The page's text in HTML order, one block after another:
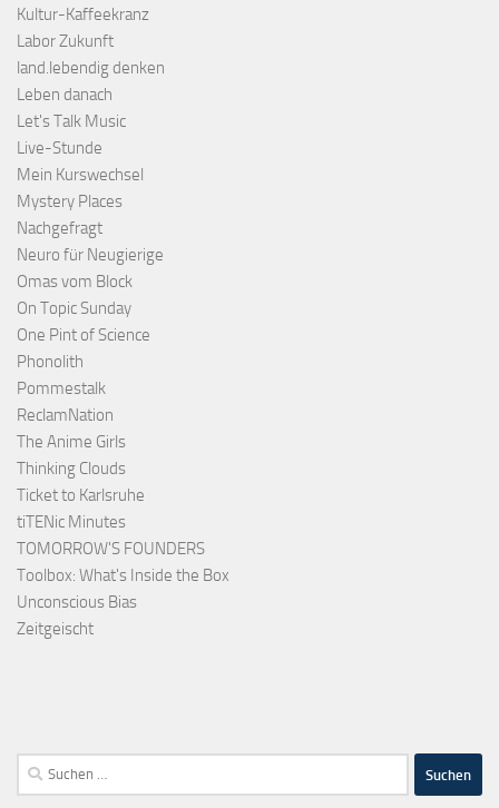
Kultur-Kaffeekranz
Labor Zukunft
land.lebendig denken
Leben danach
Let's Talk Music
Live-Stunde
Mein Kurswechsel
Mystery Places
Nachgefragt
Neuro für Neugierige
Omas vom Block
On Topic Sunday
One Pint of Science
Phonolith
Pommestalk
ReclamNation
The Anime Girls
Thinking Clouds
Ticket to Karlsruhe
tiTENic Minutes
TOMORROW'S FOUNDERS
Toolbox: What's Inside the Box
Unconscious Bias
Zeitgeischt